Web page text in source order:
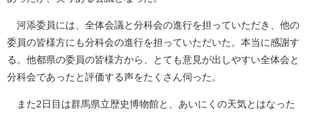
河添委員には、全体会議と分科会の進行を担っていただき、他の
委員の皆様方にも分科会の進行を担っていただいた。本当に感謝す
る。他都県の委員の皆様方から、とても意見が出しやすい全体会と
分科会であったと評価する声をたくさん伺った。
また2日目は群馬県立歴史博物館と、あいにくの天気とはなった